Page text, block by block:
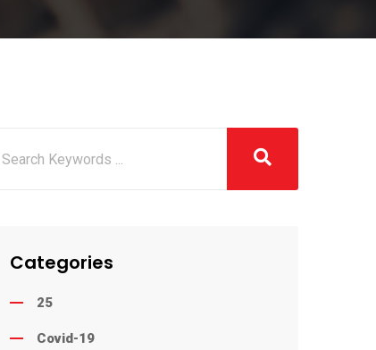
Categories
25
Covid-19